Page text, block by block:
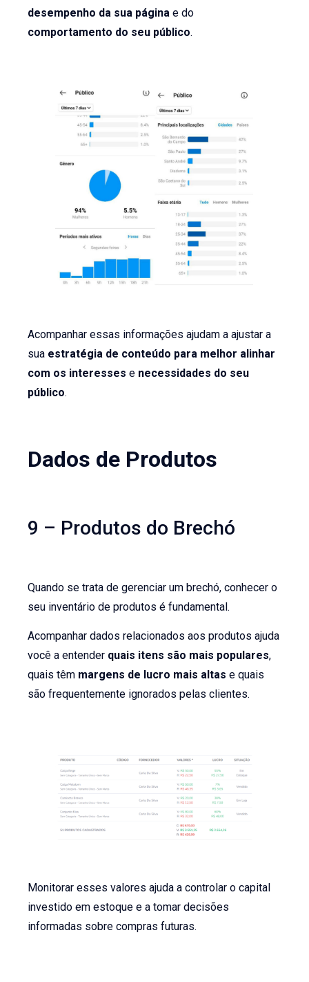
desempenho da sua página e do
comportamento do seu público.
Acompanhar essas informações ajudam a ajustar a
sua estratégia de conteúdo para melhor alinhar
com os interesses e necessidades do seu
público.
Dados de Produtos
9 – Produtos do Brechó
Quando se trata de gerenciar um brechó, conhecer o
seu inventário de produtos é fundamental.
Acompanhar dados relacionados aos produtos ajuda
você a entender quais itens são mais populares,
quais têm margens de lucro mais altas e quais
são frequentemente ignorados pelas clientes.
Monitorar esses valores ajuda a controlar o capital
investido em estoque e a tomar decisões
informadas sobre compras futuras.